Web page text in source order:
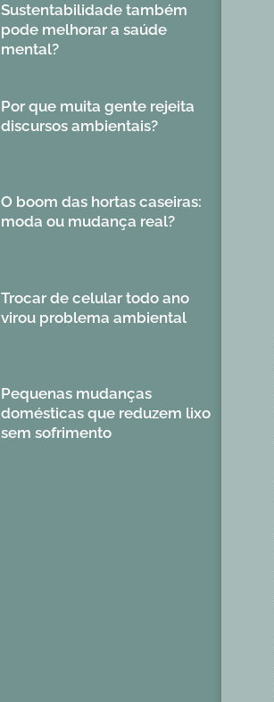
Sustentabilidade também
pode melhorar a saúde
mental?
Por que muita gente rejeita
discursos ambientais?
O boom das hortas caseiras:
moda ou mudança real?
Trocar de celular todo ano
virou problema ambiental
Pequenas mudanças
domésticas que reduzem lixo
sem sofrimento